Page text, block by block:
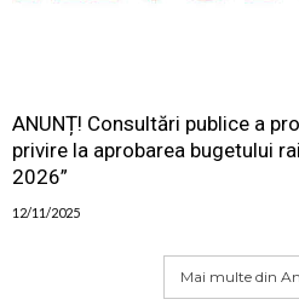
ANUNȚ! Consultări publice a
privire la aprobarea bugetului
2026”
12/11/2025
Mai multe din